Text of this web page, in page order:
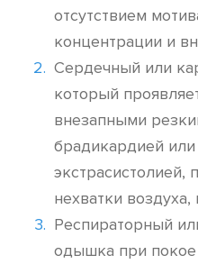
отсутствием
концентрации и
Сердечный или
который
внезапными
брадикардией
экстрасистолией,
нехватки
Респираторный
одышка при